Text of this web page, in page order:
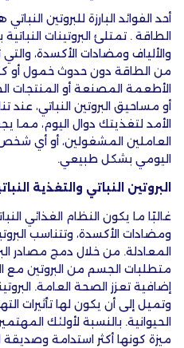
أحد الفوائد البارزة للبروتين
الطاقة . تمتلئ البروتينات
والألياف ومضادات الأكسدة،
من الطاقة دون حدوث خمول أو
الأطعمة المصنعة أو المنتجات
أو مساحيق البروتين النباتي، عند
الأمد لتغذيتك دوال اليوم، مما
العاملين المشغولين، أو أي
اليومي بشكل طبيعي.
البروتين النباتي والتغذية
غالبًا ما يكون النظام الغذائي
ومضادات الأكسدة، وتتناسب
المعادلة. من خلال دمج مصادر
متطلبات الجسم من البروتين مع
إضافية تعزز الصحة العامة.
وتميل إلى أن يكون لها تأثيرات
الحيوانية. بالنسبة لأولئك
ميزة كونها أكثر استدامة وصديقة